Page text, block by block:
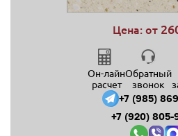
Цена: от
Он-лайн
расчет
Обратный
звонок
+7 (985)
+7 (920) 805-